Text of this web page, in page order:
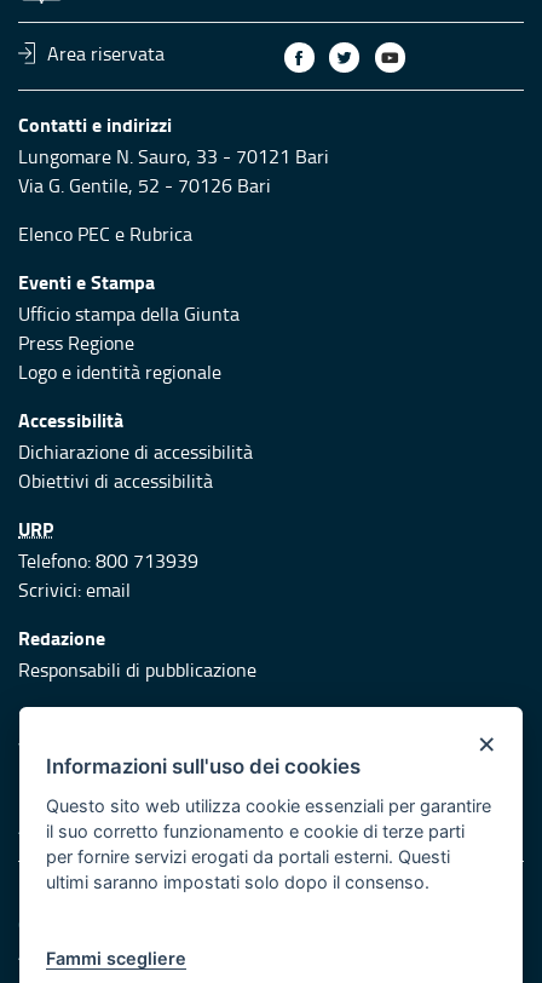
Area riservata
Contatti e indirizzi
Lungomare N. Sauro, 33 - 70121 Bari
Via G. Gentile, 52 - 70126 Bari
Elenco PEC e Rubrica
Eventi e Stampa
Ufficio stampa della Giunta
Press Regione
Logo e identità regionale
Accessibilità
Dichiarazione di accessibilità
Obiettivi di accessibilità
URP
Telefono: 800 713939
Scrivici:email
Redazione
Responsabili di pubblicazione
Protezione civile
Vai al sito di Protezione Civile Puglia
Iniziativa finanziata con risorse del POR Puglia 2014/2020 -
Asse XI
Note legali
Cookie e privacy
Atti di notifica
×
Informazioni sull'uso dei cookies
Questo sito web utilizza cookie essenziali per garantire
il suo corretto funzionamento e cookie di terze parti
per fornire servizi erogati da portali esterni. Questi
ultimi saranno impostati solo dopo il consenso.
Fammi scegliere